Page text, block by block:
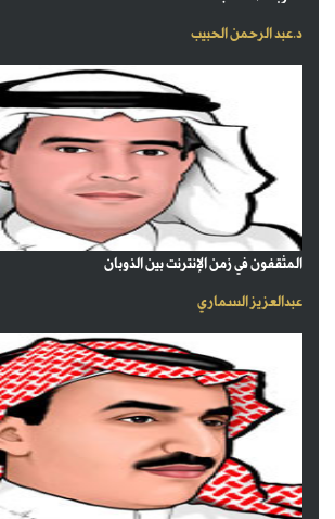
د.عبد الرحمن الحبيب
المثقفون في زمن الإنترنت بين الذوبان
عبدالعزيز السماري